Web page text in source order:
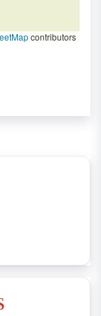
contributors